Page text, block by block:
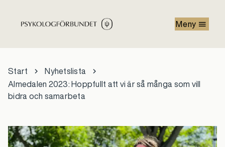
Meny
Start
Nyhetslista
Almedalen 2023: Hoppfullt att vi är så många som vill
bidra och samarbeta